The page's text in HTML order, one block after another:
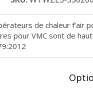
de chaleur f’air
pour VMC sont de